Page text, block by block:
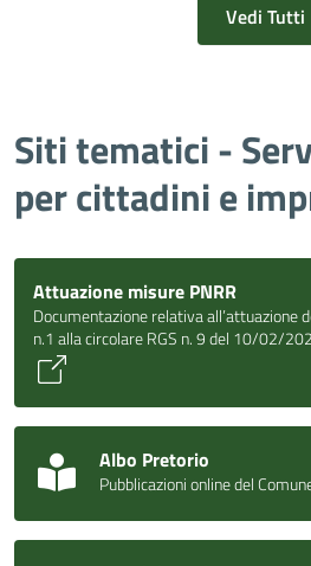
Vedi Tutti
Siti tematici -
per cittadini e
Attuazione misure PNRR
Documentazione relativa all’attuazione
n.1 alla circolare RGS n. 9 del 10/02/
Albo Pretorio
Pubblicazioni online del